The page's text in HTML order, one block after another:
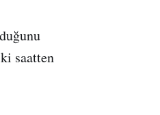
saatten